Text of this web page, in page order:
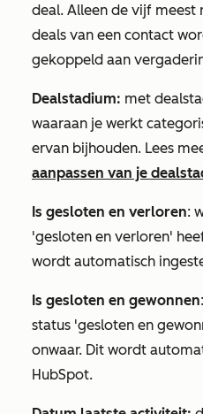
deal. Alleen de vijf meest
deals van een contact
gekoppeld aan
Dealstadium: met
waaraan je werkt
ervan bijhouden. Lees
aanpassen van je
Is gesloten en verloren:
'gesloten en verloren'
wordt automatisch
Is gesloten en gewonnen
status 'gesloten en
onwaar. Dit wordt
HubSpot.